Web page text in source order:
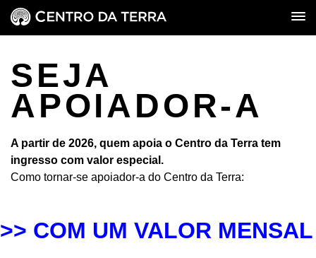
SEJA
APOIADOR-A
A partir de 2026, quem apoia o Centro da Terra tem
ingresso com valor especial.
Como tornar-se apoiador-a do Centro da Terra:
>> COM UM VALOR MENSAL